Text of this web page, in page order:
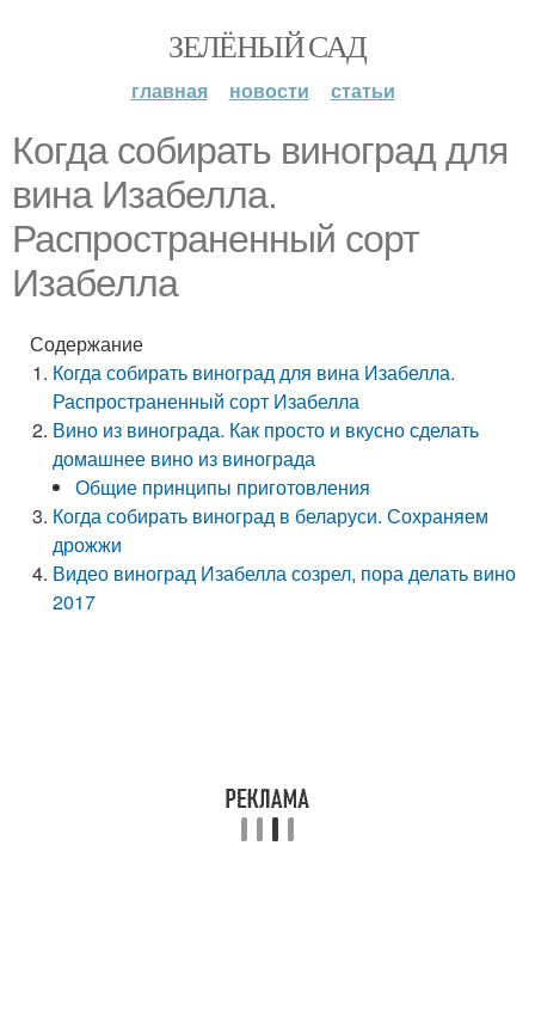
ЗЕЛЁНЫЙ САД
главная новости статьи
Когда собирать виноград для
вина Изабелла.
Распространенный сорт
Изабелла
Содержание
Когда собирать виноград для вина Изабелла.
Распространенный сорт Изабелла
Вино из винограда. Как просто и вкусно сделать
домашнее вино из винограда
Общие принципы приготовления
Когда собирать виноград в беларуси. Сохраняем
дрожжи
Видео виноград Изабелла созрел, пора делать вино
2017